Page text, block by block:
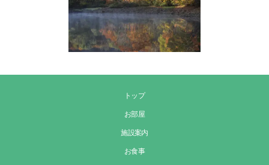
トップ
お部屋
施設案内
お食事